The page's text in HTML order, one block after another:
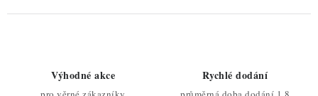
Výhodné akce Rychlé dodání